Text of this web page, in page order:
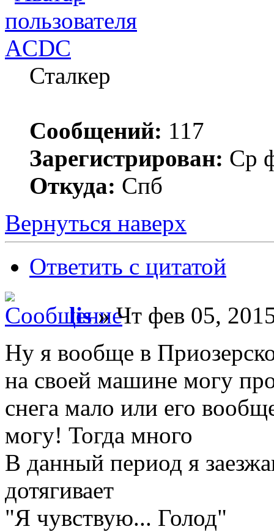
ACDC
Сталкер
Сообщений: 117
Зарегистрирован: Ср
Откуда: Спб
Вернуться наверх
Ответить с цитатой
lis» Чт фев 05,
Ну я вообще в
на своей машине могу
снега мало или его
могу! Тогда много
В данный период я
дотягивает
"Я чувствую... Голод"